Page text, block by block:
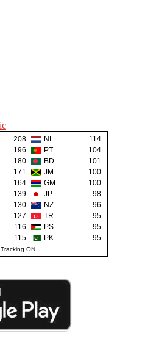
208 NL
114
196 PT
104
180 BD
101
171 JM
100
164 GM
100
139 JP
98
130 NZ
96
127 TR
95
116 PS
95
115 PK 95
Tracking ON